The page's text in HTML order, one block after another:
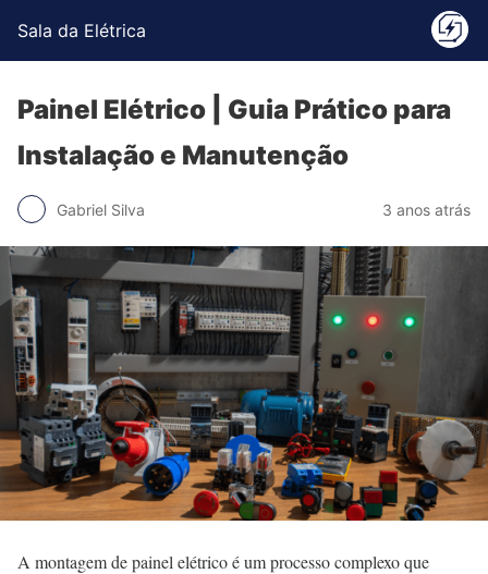
Sala da Elétrica
Painel Elétrico | Guia Prático para
Instalação e Manutenção
Gabriel Silva 3 anos atrás
A montagem de painel elétrico é um processo complexo que